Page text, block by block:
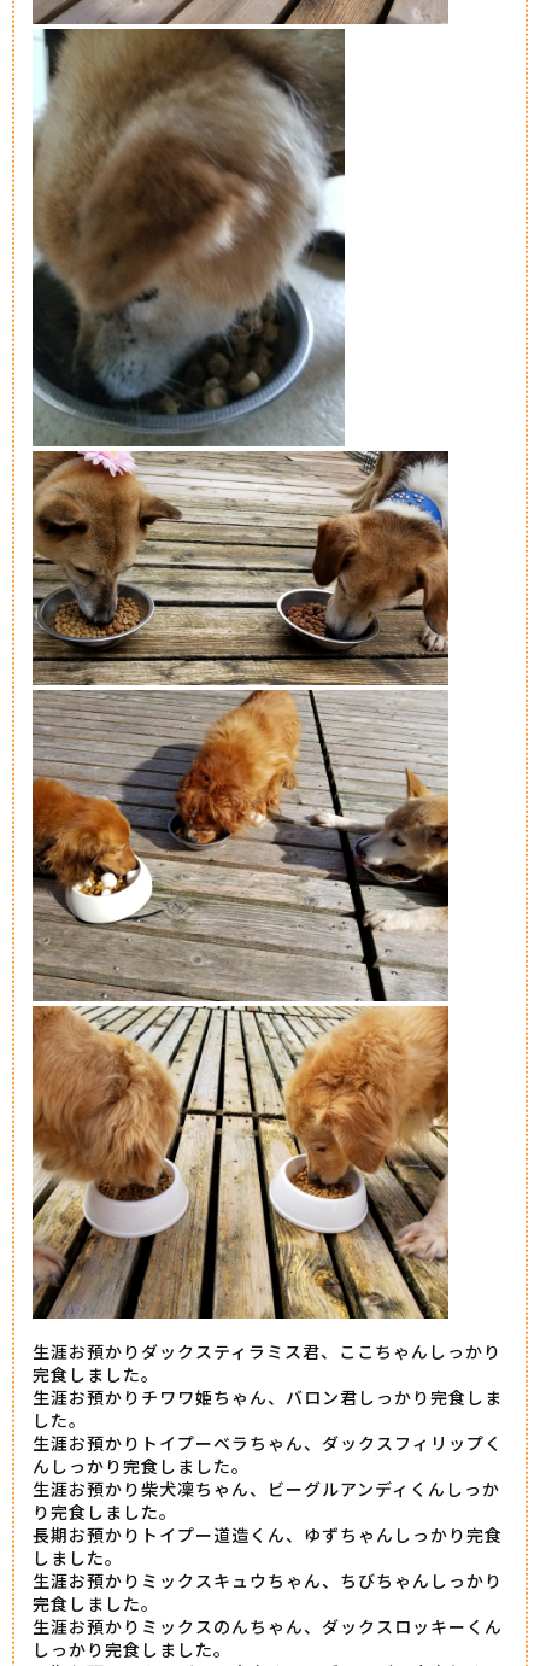
生涯お預かりダックスティラミス君、ここちゃんしっかり
完食しました。
生涯お預かりチワワ姫ちゃん、バロン君しっかり完食しま
した。
生涯お預かりトイプーベラちゃん、ダックスフィリップく
んしっかり完食しました。
生涯お預かり柴犬凜ちゃん、ビーグルアンディくんしっか
り完食しました。
長期お預かりトイプー道造くん、ゆずちゃんしっかり完食
しました。
生涯お預かりミックスキュウちゃん、ちびちゃんしっかり
完食しました。
生涯お預かりミックスのんちゃん、ダックスロッキーくん
しっかり完食しました。